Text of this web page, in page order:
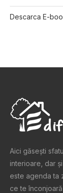
Descarca E-
Aici găsești
interioare, dar
este agenda ta
ce te